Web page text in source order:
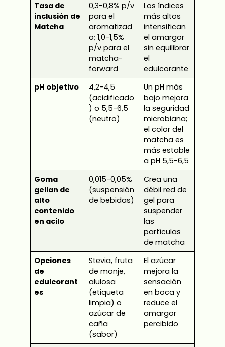
Tasa de
inclusión de
Matcha
0,3-0,8% p/v
para el
aromatizad
o; 1,0-1,5%
p/v para el
matcha-
forward
Los índices
más altos
intensifican
el amargor
sin equilibrar
el
edulcorante
pH objetivo
4,2-4,5
(acidificado
) o 5,5-6,5
(neutro)
Un pH más
bajo mejora
la seguridad
microbiana;
el color del
matcha es
más estable
a pH 5,5-6,5
Goma
gellan de
alto
contenido
en acilo
0,015-0,05%
(suspensión
de bebidas)
Crea una
débil red de
gel para
suspender
las
partículas
de matcha
Opciones
de
edulcorant
es
Stevia, fruta
de monje,
alulosa
(etiqueta
limpia) o
azúcar de
caña
(sabor)
El azúcar
mejora la
sensación
en boca y
reduce el
amargor
percibido